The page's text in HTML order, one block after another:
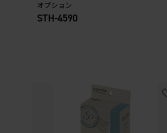
オプション
STH-4590